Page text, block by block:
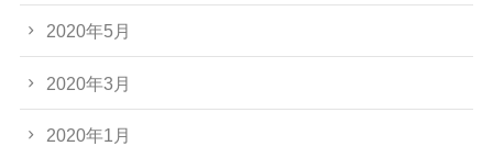
2020年5月
2020年3月
2020年1月